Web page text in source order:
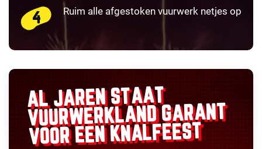
Ruim alle afgestoken vuurwerk netjes op
AL JAREN STAAT
VUURWERKLANDGARANT
VOOR EEN KNALFEEST